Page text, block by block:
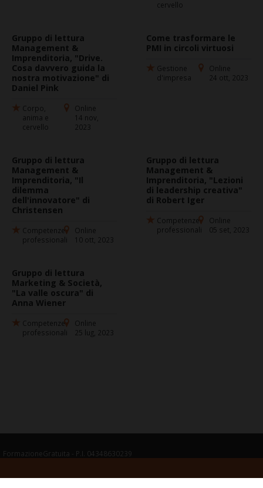
cervello
Gruppo di lettura
Management &
Imprenditoria, "Drive.
Cosa davvero guida la
nostra motivazione" di
Daniel Pink
Corpo,
anima e
cervello
Online
14 nov,
2023
Come trasformare le
PMI in circoli virtuosi
Gestione
d'impresa
Online
24 ott, 2023
Gruppo di lettura
Management &
Imprenditoria, "Il
dilemma
dell'innovatore" di
Christensen
Competenze
professionali
Online
10 ott, 2023
Gruppo di lettura
Management &
Imprenditoria, "Lezioni
di leadership creativa"
di Robert Iger
Competenze
professionali
Online
05 set, 2023
Gruppo di lettura
Marketing & Società,
"La valle oscura" di
Anna Wiener
Competenze
professionali
Online
25 lug, 2023
FormazioneGratuita - P.I. 04348630239